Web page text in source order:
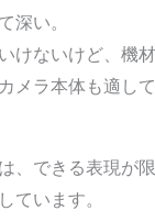
深い。
けないけど、機
メラ本体も適し
、できる表現が
ています。